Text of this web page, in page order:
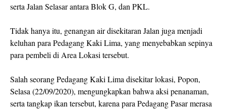
serta Jalan Selasar antara Blok G, dan PKL.
Tidak hanya itu, genangan air disekitaran Jalan juga menjadi
keluhan para Pedagang Kaki Lima, yang menyebabkan sepinya
para pembeli di Area Lokasi tersebut.
Salah seorang Pedagang Kaki Lima disekitar lokasi, Popon,
Selasa (22/09/2020), mengungkapkan bahwa aksi penanaman,
serta tangkap ikan tersebut, karena para Pedagang Pasar merasa